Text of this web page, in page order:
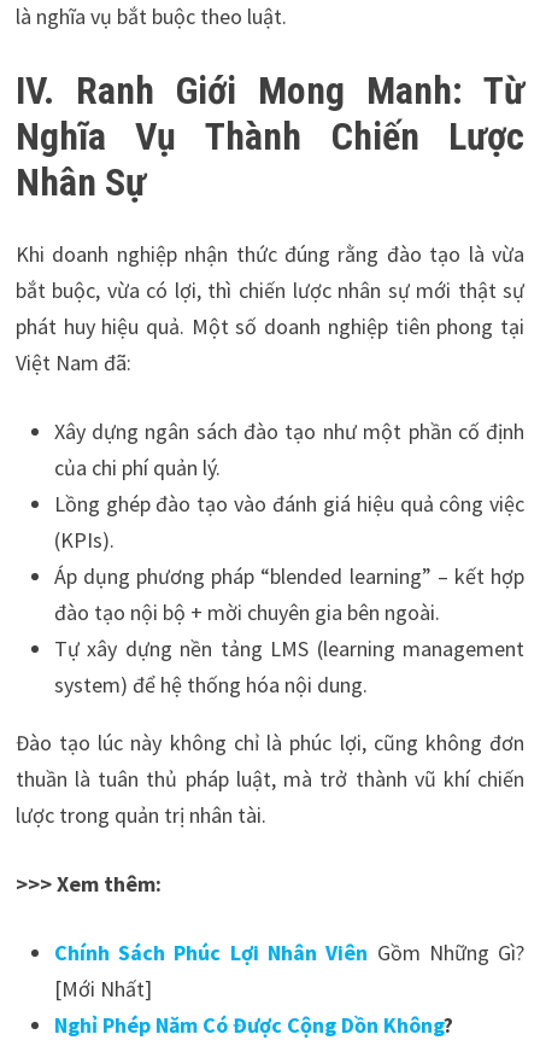
là nghĩa vụ bắt buộc theo luật.
IV. Ranh Giới Mong Manh: Từ
Nghĩa Vụ Thành Chiến Lược
Nhân Sự
Khi doanh nghiệp nhận thức đúng rằng đào tạo là vừa
bắt buộc, vừa có lợi, thì chiến lược nhân sự mới thật sự
phát huy hiệu quả. Một số doanh nghiệp tiên phong tại
Việt Nam đã:
Xây dựng ngân sách đào tạo như một phần cố định
của chi phí quản lý.
Lồng ghép đào tạo vào đánh giá hiệu quả công việc
(KPIs).
Áp dụng phương pháp “blended learning” – kết hợp
đào tạo nội bộ + mời chuyên gia bên ngoài.
Tự xây dựng nền tảng LMS (learning management
system) để hệ thống hóa nội dung.
Đào tạo lúc này không chỉ là phúc lợi, cũng không đơn
thuần là tuân thủ pháp luật, mà trở thành vũ khí chiến
lược trong quản trị nhân tài.
>>> Xem thêm:
Chính Sách Phúc Lợi Nhân Viên Gồm Những Gì?
[Mới Nhất]
Nghỉ Phép Năm Có Được Cộng Dồn Không?